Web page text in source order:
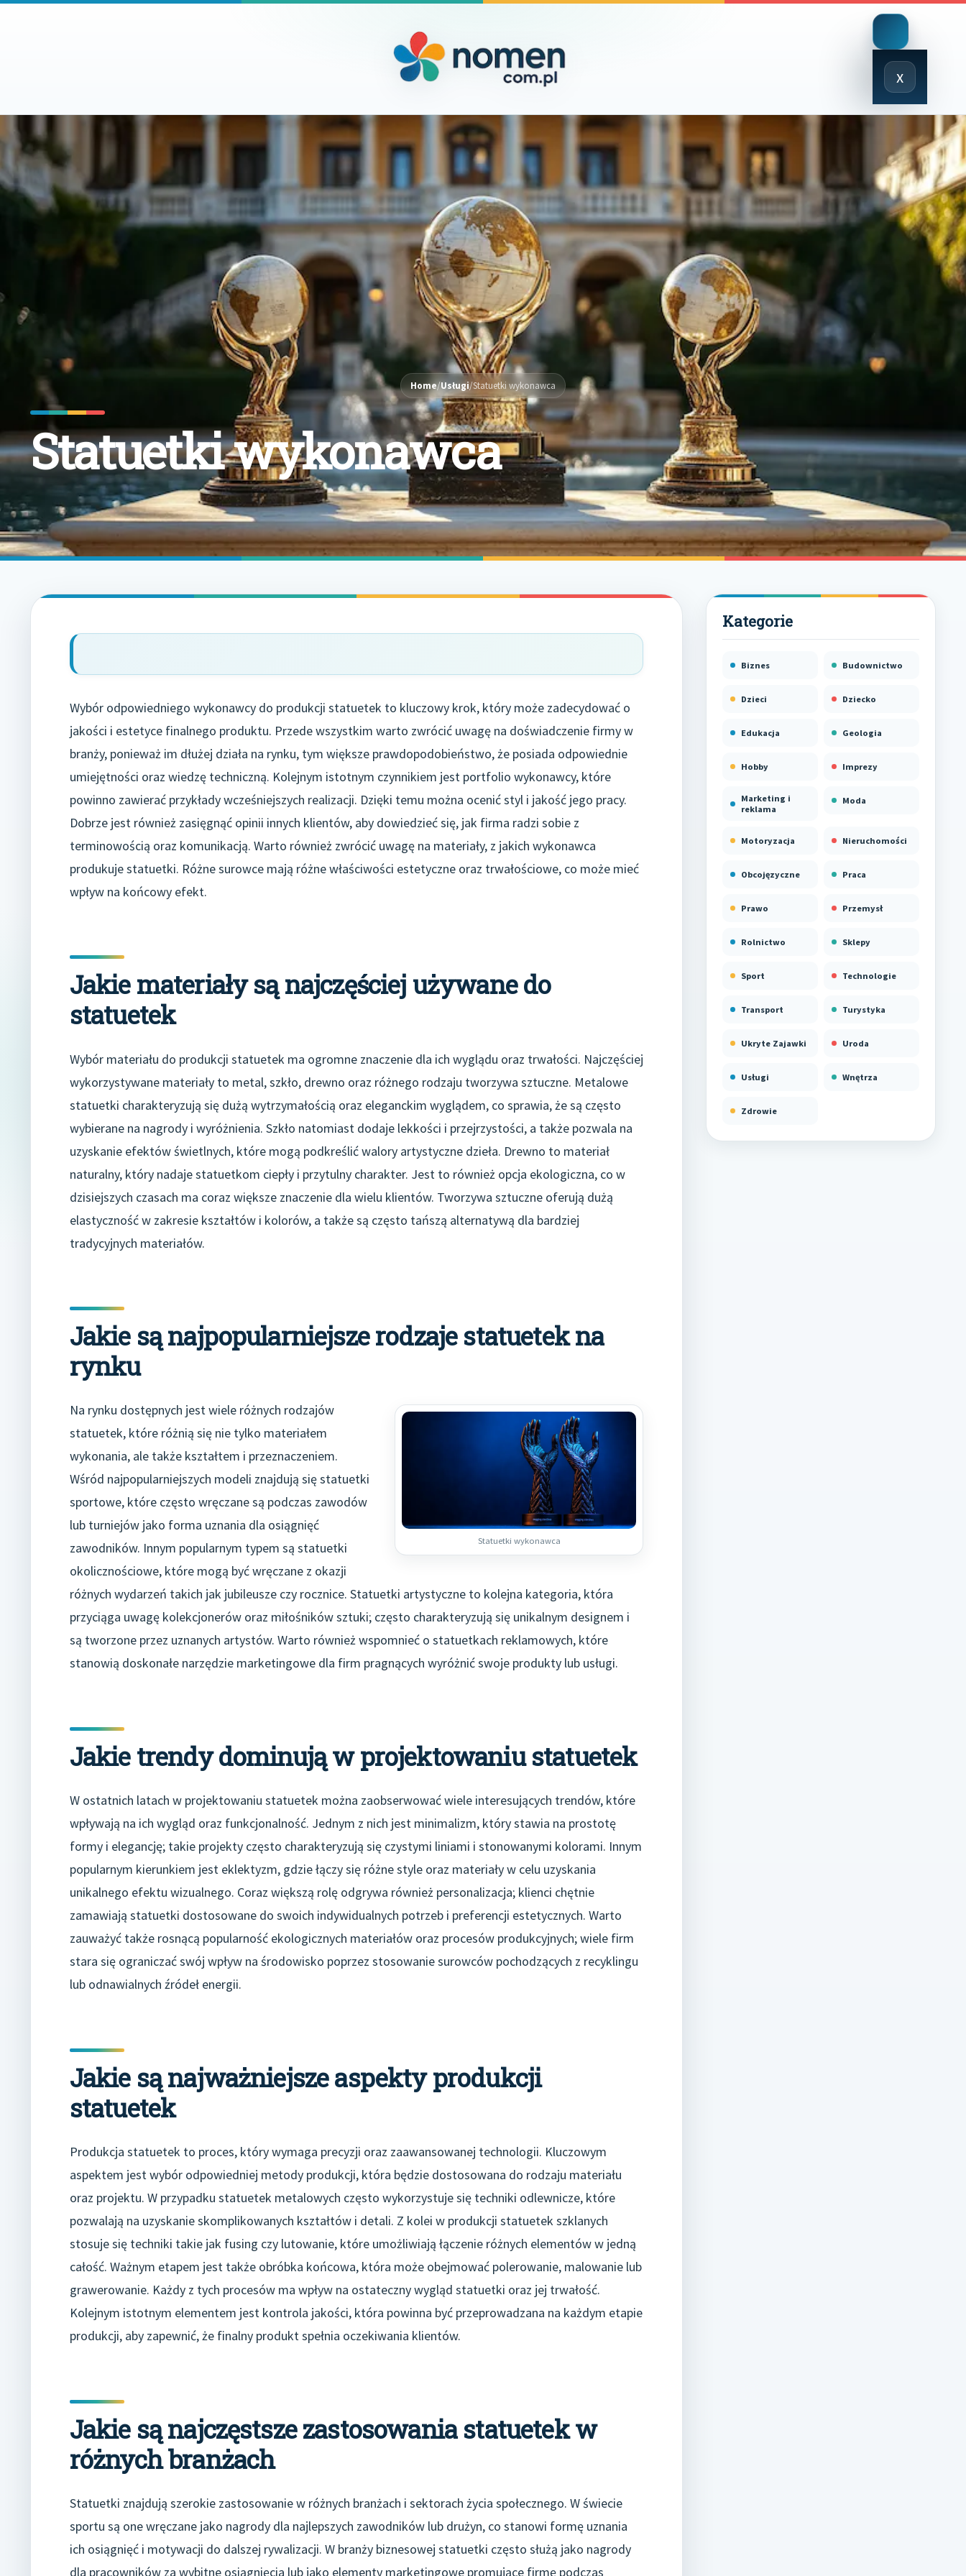
x
Close
Menu
Home/Usługi/Statuetki wykonawca
Statuetki wykonawca
Wybór odpowiedniego wykonawcy do produkcji statuetek to kluczowy krok, który może zadecydować o
jakości i estetyce finalnego produktu. Przede wszystkim warto zwrócić uwagę na doświadczenie firmy w
branży, ponieważ im dłużej działa na rynku, tym większe prawdopodobieństwo, że posiada odpowiednie
umiejętności oraz wiedzę techniczną. Kolejnym istotnym czynnikiem jest portfolio wykonawcy, które
powinno zawierać przykłady wcześniejszych realizacji. Dzięki temu można ocenić styl i jakość jego pracy.
Dobrze jest również zasięgnąć opinii innych klientów, aby dowiedzieć się, jak firma radzi sobie z
terminowością oraz komunikacją. Warto również zwrócić uwagę na materiały, z jakich wykonawca
produkuje statuetki. Różne surowce mają różne właściwości estetyczne oraz trwałościowe, co może mieć
wpływ na końcowy efekt.
Jakie materiały są najczęściej używane do
statuetek
Wybór materiału do produkcji statuetek ma ogromne znaczenie dla ich wyglądu oraz trwałości. Najczęściej
wykorzystywane materiały to metal, szkło, drewno oraz różnego rodzaju tworzywa sztuczne. Metalowe
statuetki charakteryzują się dużą wytrzymałością oraz eleganckim wyglądem, co sprawia, że są często
wybierane na nagrody i wyróżnienia. Szkło natomiast dodaje lekkości i przejrzystości, a także pozwala na
uzyskanie efektów świetlnych, które mogą podkreślić walory artystyczne dzieła. Drewno to materiał
naturalny, który nadaje statuetkom ciepły i przytulny charakter. Jest to również opcja ekologiczna, co w
dzisiejszych czasach ma coraz większe znaczenie dla wielu klientów. Tworzywa sztuczne oferują dużą
elastyczność w zakresie kształtów i kolorów, a także są często tańszą alternatywą dla bardziej
tradycyjnych materiałów.
Jakie są najpopularniejsze rodzaje statuetek na
rynku
Statuetki wykonawca
Na rynku dostępnych jest wiele różnych rodzajów
statuetek, które różnią się nie tylko materiałem
wykonania, ale także kształtem i przeznaczeniem.
Wśród najpopularniejszych modeli znajdują się statuetki
sportowe, które często wręczane są podczas zawodów
lub turniejów jako forma uznania dla osiągnięć
zawodników. Innym popularnym typem są statuetki
okolicznościowe, które mogą być wręczane z okazji
różnych wydarzeń takich jak jubileusze czy rocznice. Statuetki artystyczne to kolejna kategoria, która
przyciąga uwagę kolekcjonerów oraz miłośników sztuki; często charakteryzują się unikalnym designem i
są tworzone przez uznanych artystów. Warto również wspomnieć o statuetkach reklamowych, które
stanowią doskonałe narzędzie marketingowe dla firm pragnących wyróżnić swoje produkty lub usługi.
Jakie trendy dominują w projektowaniu statuetek
W ostatnich latach w projektowaniu statuetek można zaobserwować wiele interesujących trendów, które
wpływają na ich wygląd oraz funkcjonalność. Jednym z nich jest minimalizm, który stawia na prostotę
formy i elegancję; takie projekty często charakteryzują się czystymi liniami i stonowanymi kolorami. Innym
popularnym kierunkiem jest eklektyzm, gdzie łączy się różne style oraz materiały w celu uzyskania
unikalnego efektu wizualnego. Coraz większą rolę odgrywa również personalizacja; klienci chętnie
zamawiają statuetki dostosowane do swoich indywidualnych potrzeb i preferencji estetycznych. Warto
zauważyć także rosnącą popularność ekologicznych materiałów oraz procesów produkcyjnych; wiele firm
stara się ograniczać swój wpływ na środowisko poprzez stosowanie surowców pochodzących z recyklingu
lub odnawialnych źródeł energii.
Jakie są najważniejsze aspekty produkcji
statuetek
Produkcja statuetek to proces, który wymaga precyzji oraz zaawansowanej technologii. Kluczowym
aspektem jest wybór odpowiedniej metody produkcji, która będzie dostosowana do rodzaju materiału
oraz projektu. W przypadku statuetek metalowych często wykorzystuje się techniki odlewnicze, które
pozwalają na uzyskanie skomplikowanych kształtów i detali. Z kolei w produkcji statuetek szklanych
stosuje się techniki takie jak fusing czy lutowanie, które umożliwiają łączenie różnych elementów w jedną
całość. Ważnym etapem jest także obróbka końcowa, która może obejmować polerowanie, malowanie lub
grawerowanie. Każdy z tych procesów ma wpływ na ostateczny wygląd statuetki oraz jej trwałość.
Kolejnym istotnym elementem jest kontrola jakości, która powinna być przeprowadzana na każdym etapie
produkcji, aby zapewnić, że finalny produkt spełnia oczekiwania klientów.
Jakie są najczęstsze zastosowania statuetek w
różnych branżach
Statuetki znajdują szerokie zastosowanie w różnych branżach i sektorach życia społecznego. W świecie
sportu są one wręczane jako nagrody dla najlepszych zawodników lub drużyn, co stanowi formę uznania
ich osiągnięć i motywacji do dalszej rywalizacji. W branży biznesowej statuetki często służą jako nagrody
dla pracowników za wybitne osiągnięcia lub jako elementy marketingowe promujące firmę podczas
Biznes Budownictwo
Dzieci Dziecko
Edukacja Geologia
Hobby Imprezy
Marketing i
reklama
Moda
Motoryzacja Nieruchomości
Obcojęzyczne Praca
Prawo Przemysł
Rolnictwo Sklepy
Sport Technologie
Transport Turystyka
Ukryte Zajawki Uroda
Usługi Wnętrza
Zdrowie